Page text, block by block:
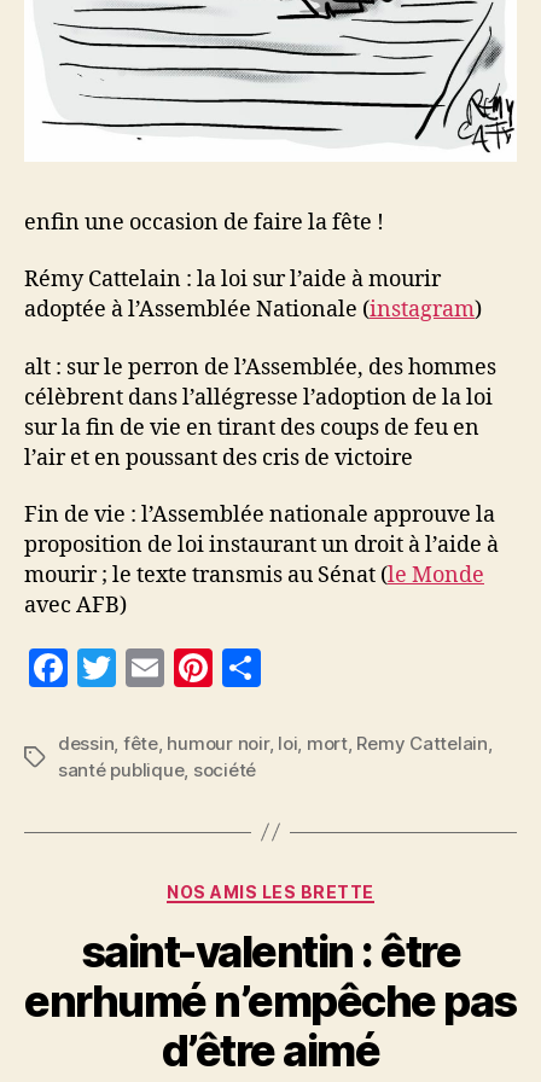
enfin une occasion de faire la fête !
Rémy Cattelain : la loi sur l’aide à mourir
adoptée à l’Assemblée Nationale (instagram)
alt : sur le perron de l’Assemblée, des hommes
célèbrent dans l’allégresse l’adoption de la loi
sur la fin de vie en tirant des coups de feu en
l’air et en poussant des cris de victoire
Fin de vie : l’Assemblée nationale approuve la
proposition de loi instaurant un droit à l’aide à
mourir ; le texte transmis au Sénat (le Monde
avec AFB)
F
c
e
b
k
T
itt
er
E
ai
l
Pi
er
es
t
rt
g
Étiquettes
dessin fête, humour noir, loi mort, Remy Cattelain
santé publique, société
Catégories
NOS AMIS LES BRETTE
saint-valentin : être
enrhumé n’empêche pas
d’être aimé